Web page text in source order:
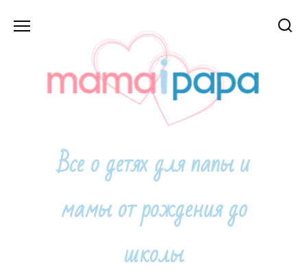
Все о детях для папы и
мамы от рождения до
школы